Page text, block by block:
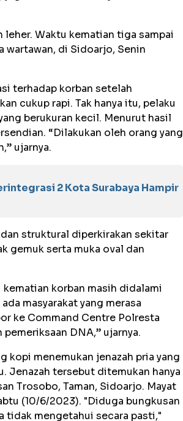
leher. Waktu kematian tiga sampai
wartawan, di Sidoarjo, Senin
terhadap korban setelah
cukup rapi. Tak hanya itu, pelaku
berukuran kecil. Menurut hasil
“Dilakukan oleh orang yang
ujarnya.
2 Kota Surabaya Hampir
struktural diperkirakan sekitar
gemuk serta muka oval dan
korban masih didalami
masyarakat yang merasa
ke Command Centre Polresta
DNA,” ujarnya.
kopi menemukan jenazah pria yang
Jenazah tersebut ditemukan hanya
Trosobo, Taman, Sidoarjo. Mayat
(10/6/2023). "Diduga bungkusan
tidak mengetahui secara pasti,"